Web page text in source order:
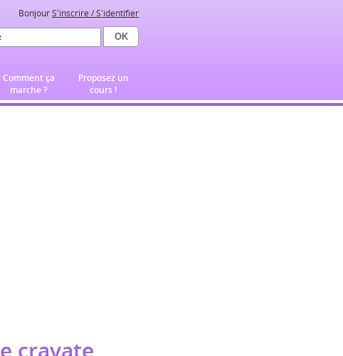
BonjourS'inscrire / S'identifier
Comment ça
marche ?
Proposez un
cours !
cravate